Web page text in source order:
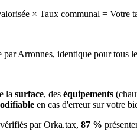
× Taux communal = Votre
par Arronnes, identique pour tous
la surface, des équipements
en cas d'erreur sur votre
par Orka.tax, 87 %